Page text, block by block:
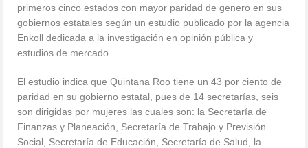
primeros cinco estados con mayor paridad de genero en sus
gobiernos estatales según un estudio publicado por la agencia
Enkoll dedicada a la investigación en opinión pública y
estudios de mercado.
El estudio indica que Quintana Roo tiene un 43 por ciento de
paridad en su gobierno estatal, pues de 14 secretarías, seis
son dirigidas por mujeres las cuales son: la Secretaría de
Finanzas y Planeación, Secretaría de Trabajo y Previsión
Social, Secretaría de Educación, Secretaría de Salud, la